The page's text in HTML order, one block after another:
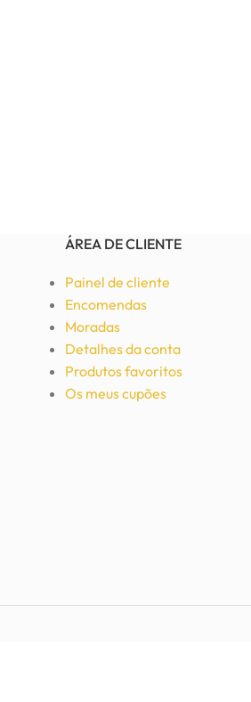
ÁREA DE CLIENTE
Painel de cliente
Encomendas
Moradas
Detalhes da conta
Produtos favoritos
Os meus cupões